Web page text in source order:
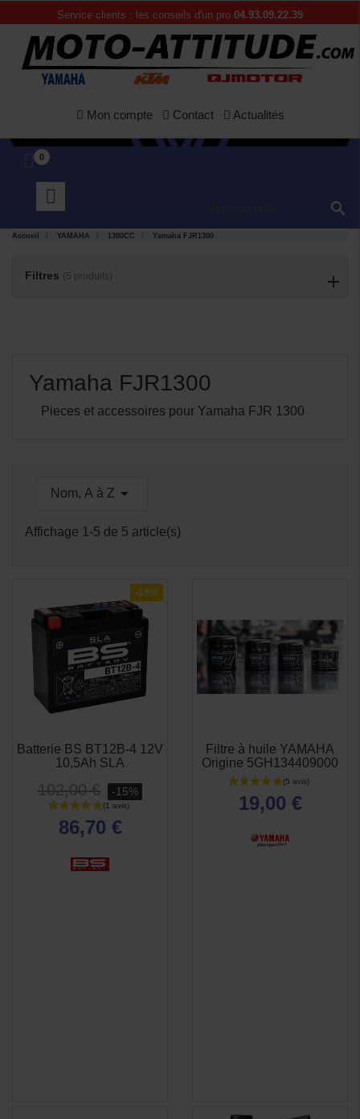
Service clients : les conseils d'un pro 04.93.09.22.39
Mon compte Contact Actualités
0

Accueil YAMAHA 1300CC Yamaha FJR1300
Filtres (5 produits)
Yamaha FJR1300
Pieces et accessoires pour Yamaha FJR 1300
Nom, A à Z 
Affichage 1-5 de 5 article(s)
-15%
APERÇU
Batterie BS BT12B-4 12V
10,5Ah SLA
102,00 € -15%
86,70 €
APERÇU
Filtre à huile YAMAHA
Origine 5GH134409000
19,00 €
 APERÇU
RAPIDE
APERÇU
RAPIDE